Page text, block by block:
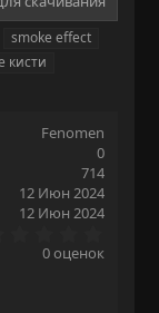
smoke effect
кисти
Fenomen
0
714
12 Июн 2024
12 Июн 2024
0
0 оценок